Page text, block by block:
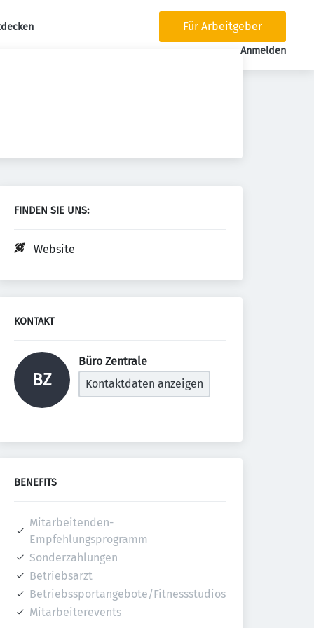
Für Arbeitgeber
Anmelden
FINDEN SIE UNS:
Website
KONTAKT
BZ
Büro Zentrale
Kontaktdaten anzeigen
BENEFITS
Mitarbeitenden-
Empfehlungsprogramm
Sonderzahlungen
Betriebsarzt
Betriebssportangebote/Fitnessstudios
Mitarbeiterevents